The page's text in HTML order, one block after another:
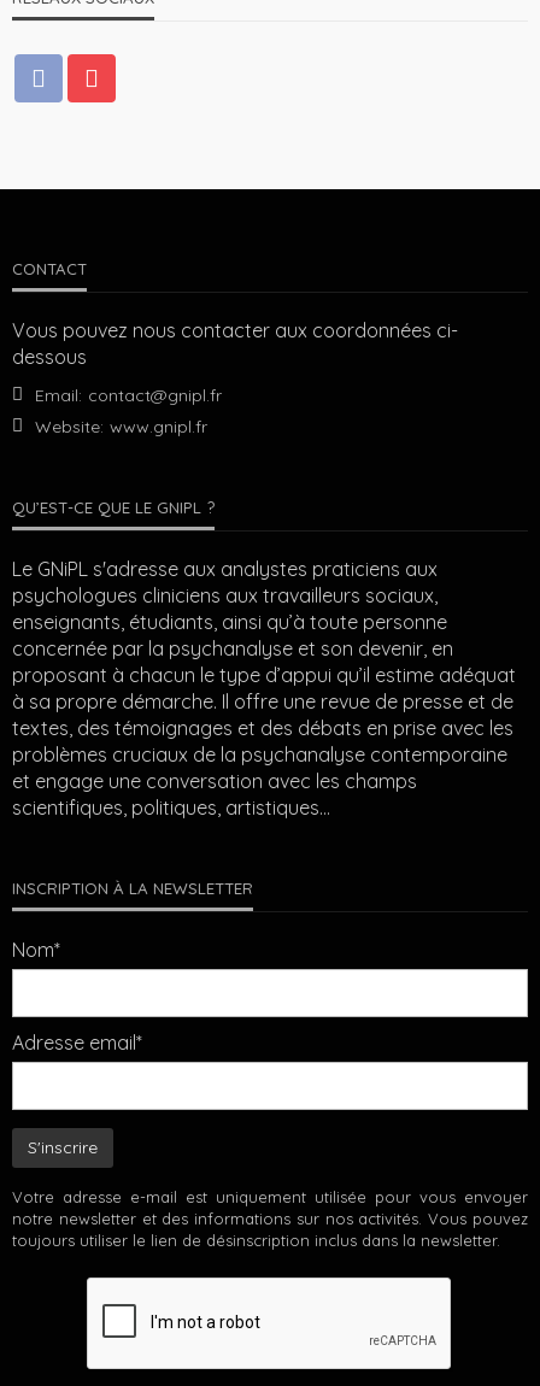
CONTACT
Vous pouvez nous contacter aux coordonnées ci-
dessous
Email: contact@gnipl.fr
Website: www.gnipl.fr
QU’EST-CE QUE LE GNIPL ?
Le GNiPL s'adresse aux analystes praticiens aux
psychologues cliniciens aux travailleurs sociaux,
enseignants, étudiants, ainsi qu’à toute personne
concernée par la psychanalyse et son devenir, en
proposant à chacun le type d’appui qu’il estime adéquat
à sa propre démarche. Il offre une revue de presse et de
textes, des témoignages et des débats en prise avec les
problèmes cruciaux de la psychanalyse contemporaine
et engage une conversation avec les champs
scientifiques, politiques, artistiques…
INSCRIPTION À LA NEWSLETTER
Nom*
Adresse email*
Votre adresse e-mail est uniquement utilisée pour vous envoyer
notre newsletter et des informations sur nos activités. Vous pouvez
toujours utiliser le lien de désinscription inclus dans la newsletter.